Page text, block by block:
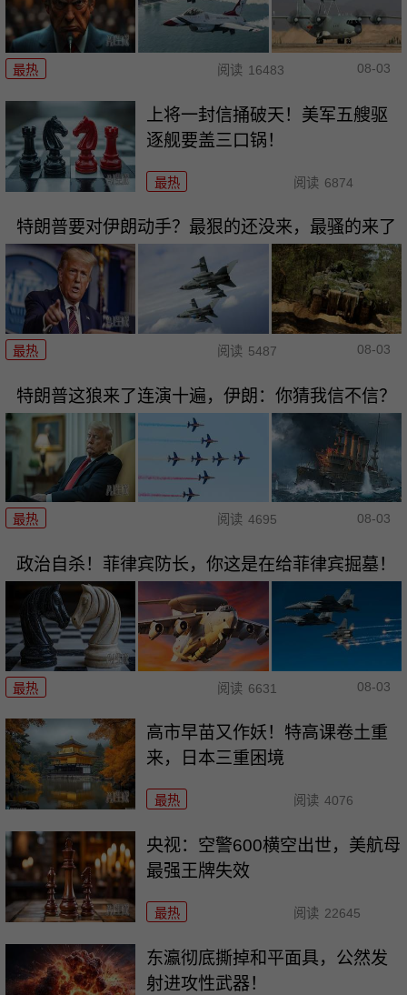
最热 阅读 16483 08-03
上将一封信捅破天！美军五艘驱
逐舰要盖三口锅！
最热 阅读 6874
特朗普要对伊朗动手？最狠的还没来，最骚的来了
最热 阅读 5487 08-03
特朗普这狼来了连演十遍，伊朗：你猜我信不信？
最热 阅读 4695 08-03
政治自杀！菲律宾防长，你这是在给菲律宾掘墓！
最热 阅读 6631 08-03
高市早苗又作妖！特高课卷土重
来，日本三重困境
最热 阅读 4076
央视：空警600横空出世，美航母
最强王牌失效
最热 阅读 22645
东瀛彻底撕掉和平面具，公然发
射进攻性武器！